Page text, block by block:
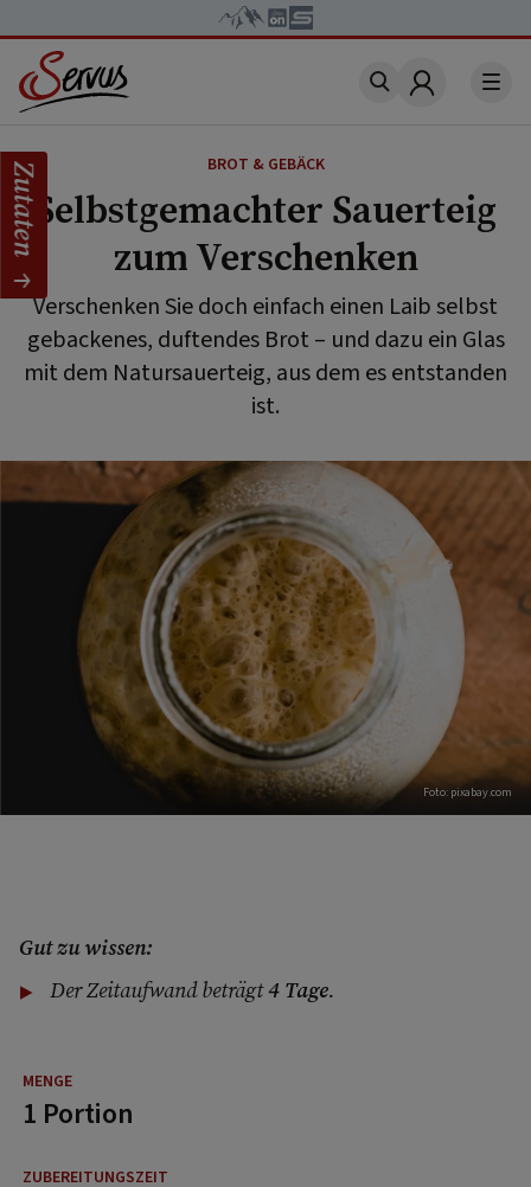
Account
BROT & GEBÄCK
Selbstgemachter Sauerteig
zum Verschenken
Verschenken Sie doch einfach einen Laib selbst
gebackenes, duftendes Brot – und dazu ein Glas
mit dem Natursauerteig, aus dem es entstanden
ist.
Foto: pixabay.com
Gut zu wissen:
Der Zeitaufwand beträgt4 Tage.
1 Portion
Zutaten